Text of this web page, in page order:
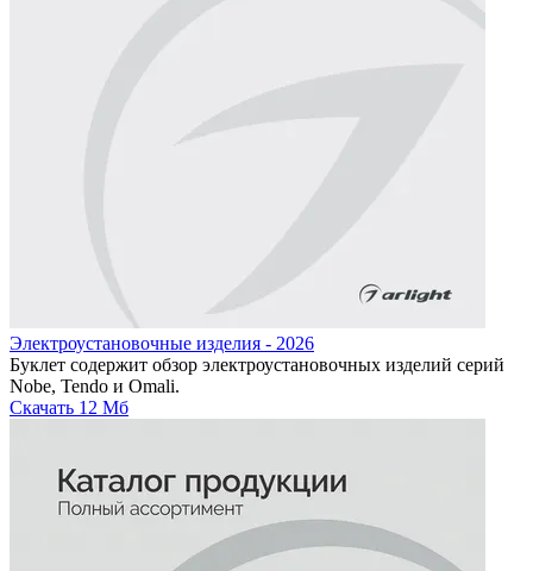
Электроустановочные изделия - 2026
Буклет содержит обзор электроустановочных изделий серий
Nobe, Tendo и Omali.
Скачать 12 Мб